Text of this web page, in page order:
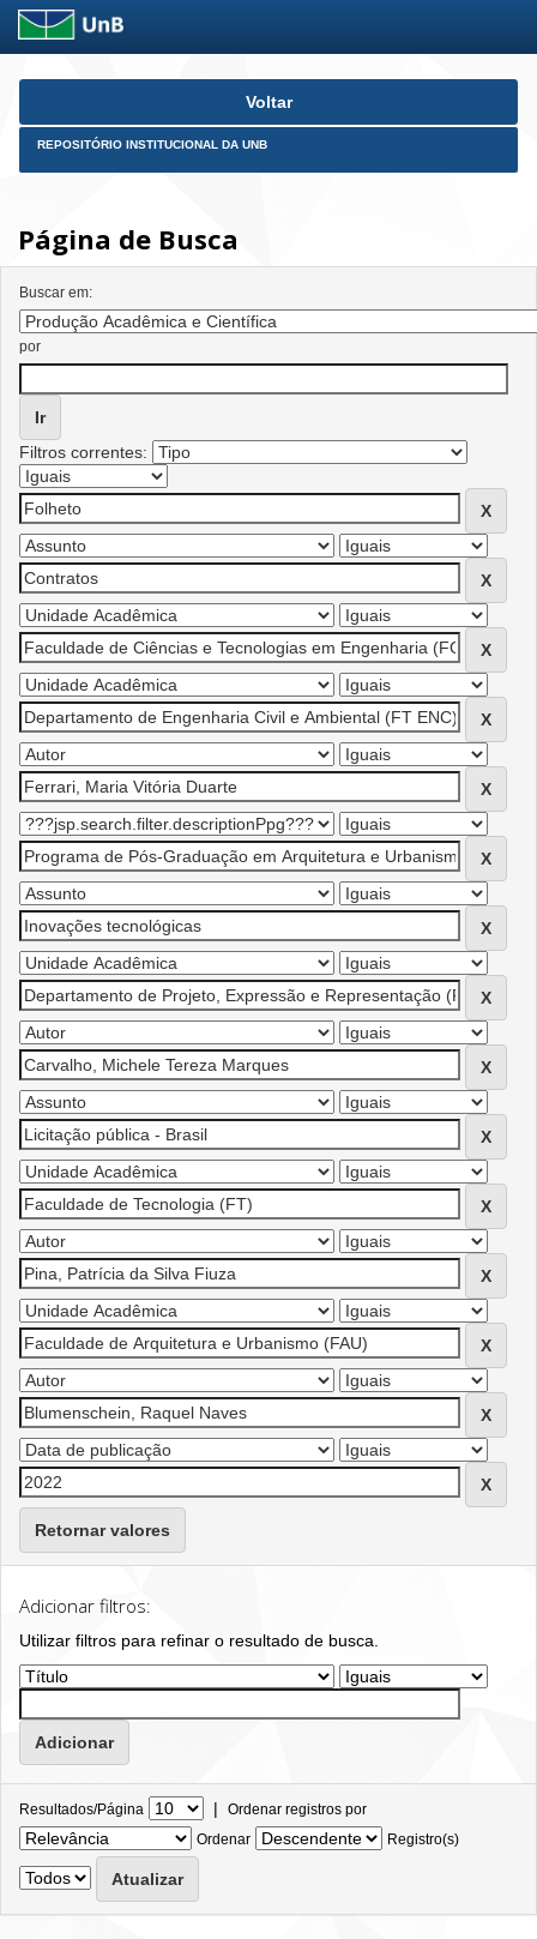
Skip
Voltar
REPOSITÓRIO INSTITUCIONAL DA UNB
Página de Busca
Buscar em:
por
Filtros correntes:
Retornar valores
Adicionar filtros:
Utilizar filtros para refinar o resultado de busca.
Resultados/Página | Ordenar registros por
Ordenar
Registro(s)